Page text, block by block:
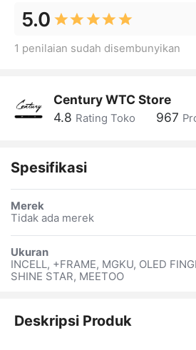
5.0
1 penilaian sudah disembunyikan
Century WTC Store
4.8 Rating Toko 967
Spesifikasi
Merek
Tidak ada merek
Ukuran
INCELL, +FRAME, MGKU, OLED
SHINE STAR, MEETOO
Deskripsi Produk